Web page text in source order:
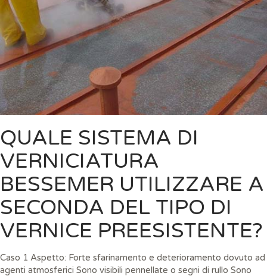
QUALE SISTEMA DI
VERNICIATURA
BESSEMER UTILIZZARE A
SECONDA DEL TIPO DI
VERNICE PREESISTENTE?
Caso 1 Aspetto: Forte sfarinamento e deterioramento dovuto ad
agenti atmosferici Sono visibili pennellate o segni di rullo Sono